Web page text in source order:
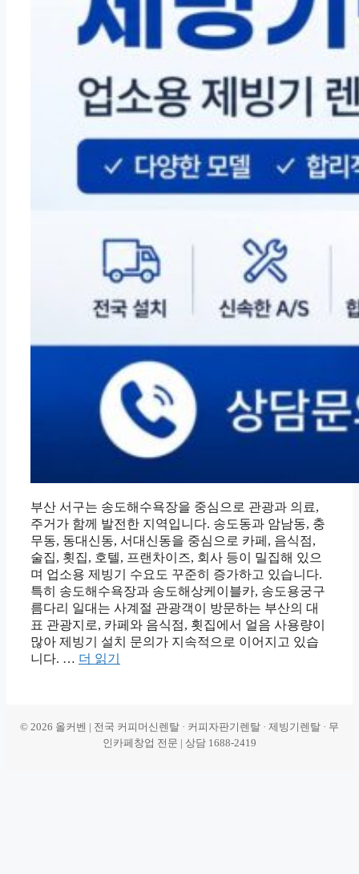
부산 서구는 송도해수욕장을 중심으로 관광과 의료,
주거가 함께 발전한 지역입니다. 송도동과 암남동, 충
무동, 동대신동, 서대신동을 중심으로 카페, 음식점,
술집, 횟집, 호텔, 프랜차이즈, 회사 등이 밀집해 있으
며 업소용 제빙기 수요도 꾸준히 증가하고 있습니다.
특히 송도해수욕장과 송도해상케이블카, 송도용궁구
름다리 일대는 사계절 관광객이 방문하는 부산의 대
표 관광지로, 카페와 음식점, 횟집에서 얼음 사용량이
많아 제빙기 설치 문의가 지속적으로 이어지고 있습
니다. … 더 읽기
© 2026 올커벤 | 전국 커피머신렌탈 · 커피자판기렌탈 · 제빙기렌탈 · 무
인카페창업 전문 | 상담 1688-2419